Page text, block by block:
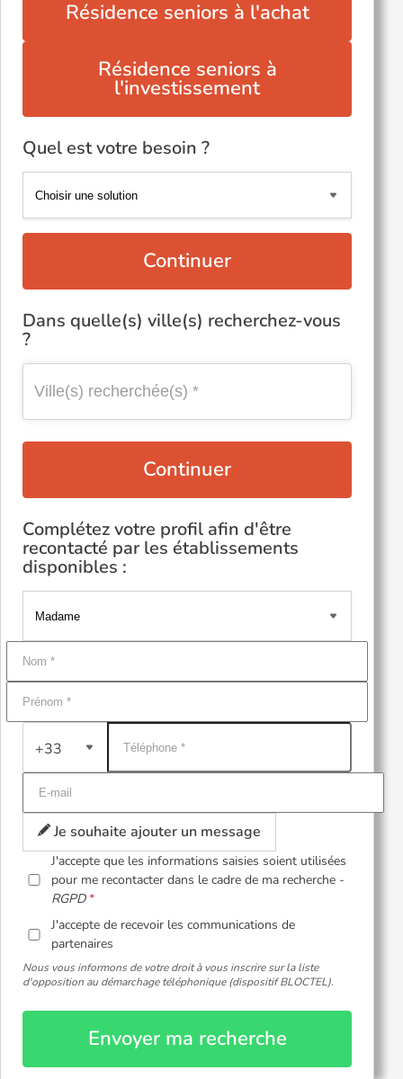
Résidence seniors à l'achat
Résidence seniors à
l'investissement
Quel est votre besoin ?
Continuer
Dans quelle(s) ville(s) recherchez-vous
?
Continuer
Complétez votre profil afin d'être
recontacté par les établissements
disponibles :
+33
Je souhaite ajouter un message
J'accepte que les informations saisies soient utilisées
pour me recontacter dans le cadre de ma recherche -
RGPD
J'accepte de recevoir les communications de
partenaires
Nous vous informons de votre droit à vous inscrire sur la liste
d'opposition au démarchage téléphonique (dispositif BLOCTEL).
Envoyer ma recherche